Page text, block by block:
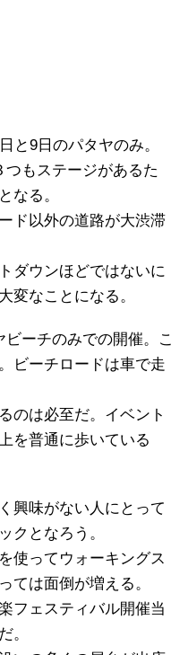
と9日のパタヤのみ。
もステージがあるた
なる。
ド以外の道路が大渋滞
ダウンほどではないに
変なことになる。
ーチのみでの開催。こ
ビーチロードは車で走
のは必至だ。イベント
を普通に歩いている
興味がない人にとって
クとなろう。
使ってウォーキングス
ては面倒が増える。
フェスティバル開催当
。